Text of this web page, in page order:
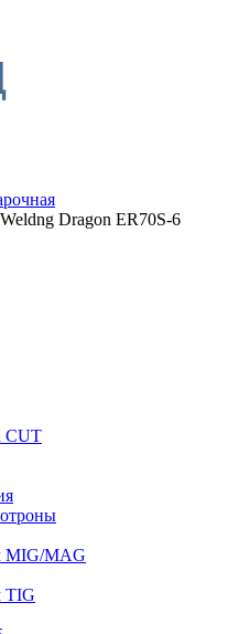
Weldng Dragon ER70S-6
CUT
MIG/MAG
TIG